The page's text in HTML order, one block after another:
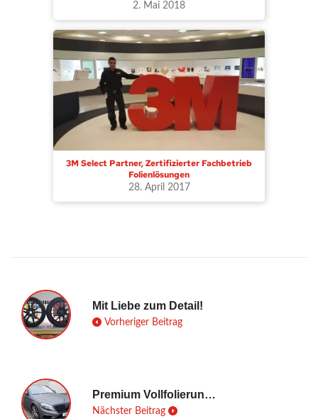
2. Mai 2018
3M Select Partner, Zertifizierter Fachbetrieb
Folienlösungen
28. April 2017
Mit Liebe zum Detail!
Vorheriger Beitrag
Premium Vollfolierung MB S-Klasse
Nächster Beitrag